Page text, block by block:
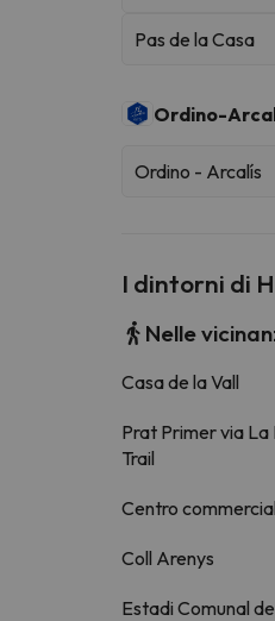
Pas de la Casa
Ordino-
Ordino - Arcalís
I dintorni di
Nelle
Casa de la Vall
Prat Primer via
Trail
Centro
Coll Arenys
Estadi Comunal